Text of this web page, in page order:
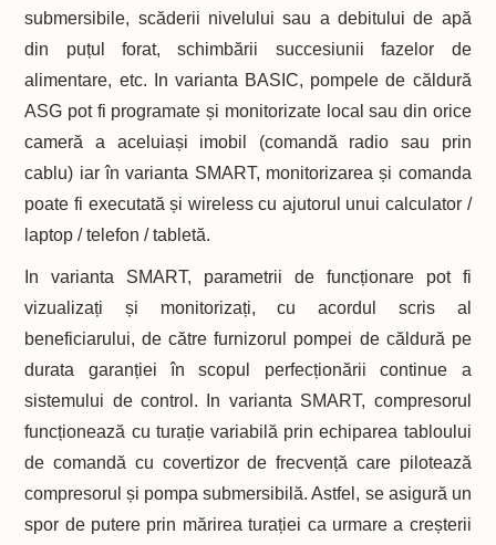
submersibile, scăderii nivelului sau a debitului de apă
din puțul forat, schimbării succesiunii fazelor de
alimentare, etc. In varianta BASIC, pompele de căldură
ASG pot fi programate și monitorizate local sau din orice
cameră a aceluiași imobil (comandă radio sau prin
cablu) iar în varianta SMART, monitorizarea și comanda
poate fi executată și wireless cu ajutorul unui calculator /
laptop / telefon / tabletă.
In varianta SMART, parametrii de funcționare pot fi
vizualizați și monitorizați, cu acordul scris al
beneficiarului, de către furnizorul pompei de căldură pe
durata garanției în scopul perfecționării continue a
sistemului de control. In varianta SMART, compresorul
funcționează cu turație variabilă prin echiparea tabloului
de comandă cu covertizor de frecvență care pilotează
compresorul și pompa submersibilă. Astfel, se asigură un
spor de putere prin mărirea turației ca urmare a creșterii